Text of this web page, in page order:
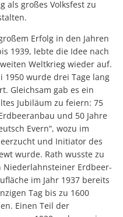
als großes Volksfest zu
Erfolg in den Jahren
1939, lebte die Idee nach
Weltkrieg wieder auf.
1950 wurde drei Tage lang
Gleichsam gab es ein
Jubiläum zu feiern: 75
und 50 Jahre
Evern“, wozu im
und Initiator des
wurde. Rath wusste zu
Niederlahnsteiner Erdbeer-
im Jahr 1937 bereits
Tag bis zu 1600
Einen Teil der